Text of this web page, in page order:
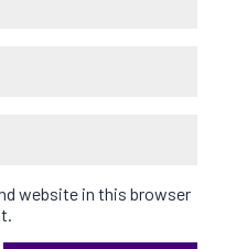
website in this browser